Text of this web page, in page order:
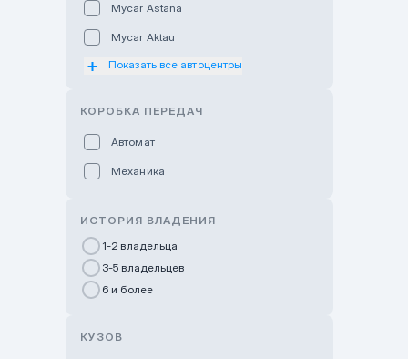
Mycar Astana
Mycar Aktau
Mycar Uralsk
GWM Nurly Zhol
Chery Astana
Показать все автоцентры
КОРОБКА ПЕРЕДАЧ
Автомат
Механика
ИСТОРИЯ ВЛАДЕНИЯ
1-2 владельца
3-5 владельцев
6 и более
КУЗОВ